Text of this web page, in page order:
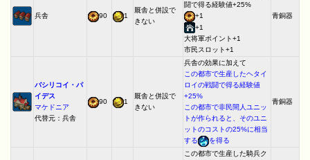
兵舎 90 1
厩舎と併設で
きない
闘で得る経験値+25%
+1
+1
大将軍ポイント+1
市民スロット+1
青銅器
バシリコイ・パ
イデス
マケドニア
代替元：兵舎
90 1
厩舎と併設で
きない
兵舎の効果に加えて
この都市で生産したヘタイ
ロイの戦闘で得る経験値
+25%
この都市で非民間人ユニッ
トが作られると、そのユニ
ットのコストの25%に相当
する
を得る
青銅器
この都市で生産した騎兵ク